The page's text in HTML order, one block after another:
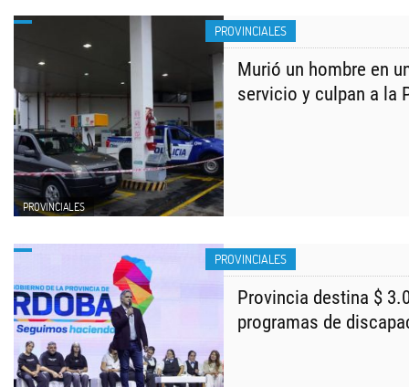
PROVINCIALES
PROVINCIALES
Murió un hombre en
servicio y culpan a la
PROVINCIALES
Provincia destina $
programas de